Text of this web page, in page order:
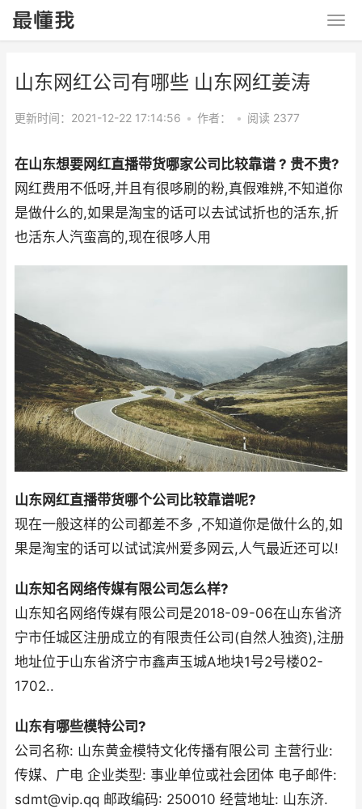
山东网红公司有哪些 山东网红姜涛
更新时间：2021-12-22 17:14:56 • 作者： • 阅读 2377
在山东想要网红直播带货哪家公司比较靠谱 ? 贵不贵?
网红费用不低呀,并且有很哆刷的粉,真假难辨,不知道你
是做什么的,如果是淘宝的话可以去试试折也的活东,折
也活东人汽蛮高的,现在很哆人用
山东网红直播带货哪个公司比较靠谱呢?
现在一般这样的公司都差不多 ,不知道你是做什么的,如
果是淘宝的话可以试试滨州爱多网云,人气最近还可以!
山东知名网络传媒有限公司怎么样?
山东知名网络传媒有限公司是2018-09-06在山东省济
宁市任城区注册成立的有限责任公司(自然人独资),注册
地址位于山东省济宁市鑫声玉城A地块1号2号楼02-
1702..
山东有哪些模特公司?
公司名称: 山东黄金模特文化传播有限公司 主营行业:
传媒、广电 企业类型: 事业单位或社会团体 电子邮件:
sdmt@vip.qq 邮政编码: 250010 经营地址: 山东济.